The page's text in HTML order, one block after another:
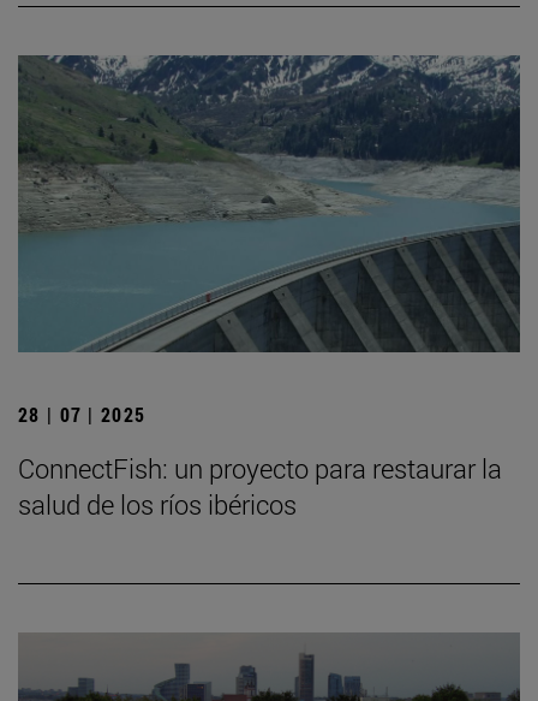
28 | 07 | 2025
ConnectFish: un proyecto para restaurar la
salud de los ríos ibéricos